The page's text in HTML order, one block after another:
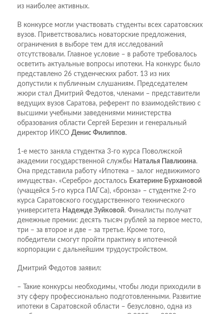
из наиболее активных.
В конкурсе могли участвовать студенты всех саратовских
вузов. Приветствовались новаторские предложения,
ограничения в выборе тем для исследований
отсутствовали. Главное условие – в работе требовалось
осветить актуальные вопросы ипотеки. На конкурс было
представлено 26 студенческих работ. 13 из них
допустили к публичным слушаниям. Председателем
жюри стал Дмитрий Федотов, членами – представители
ведущих вузов Саратова, референт по взаимодействию с
высшими учебными заведениями министерства
образования области Сергей Березин и генеральный
директор ИКСО Денис Филиппов.
1-е место заняла студентка 3-го курса Поволжской
академии государственной службы Наталья Павлихина.
Она представила работу «Ипотека – залог недвижимого
имущества». «Серебро» досталось Екатерине Бурхановой
(учащейся 5-го курса ПАГСа), «бронза» – студентке 2-го
курса Саратовского государственного технического
университета Надежде Зуйковой. Финалисты получат
денежные премии: десять тысяч рублей за первое место,
три – за второе и две – за третье. Кроме того,
победители смогут пройти практику в ипотечной
корпорации с дальнейшим трудоустройством.
Дмитрий Федотов заявил:
– Такие конкурсы необходимы, чтобы люди приходили в
эту сферу профессионально подготовленными. Развитие
ипотеки в Саратовской области – безусловно, одна из